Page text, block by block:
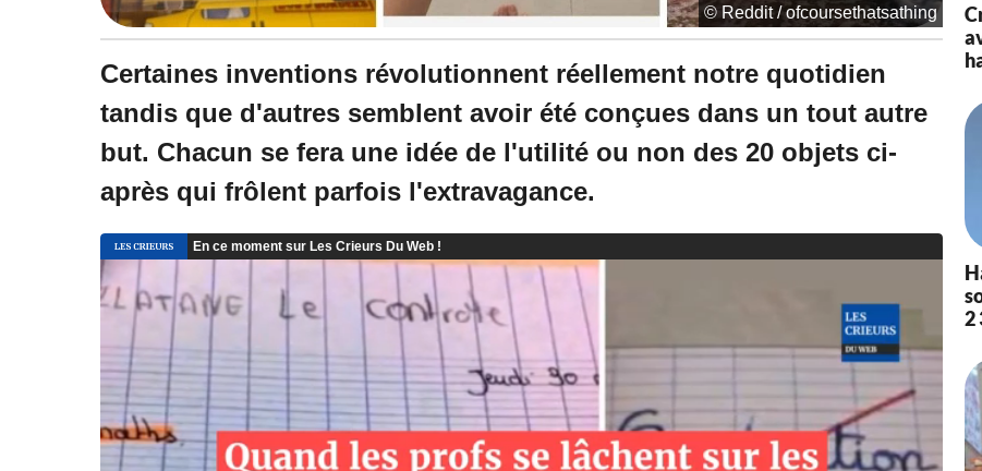
© Reddit / ofcoursethatsathing
Certaines inventions révolutionnent réellement notre quotidien
tandis que d'autres semblent avoir été conçues dans un tout autre
but. Chacun se fera une idée de l'utilité ou non des 20 objets ci-
après qui frôlent parfois l'extravagance.
2